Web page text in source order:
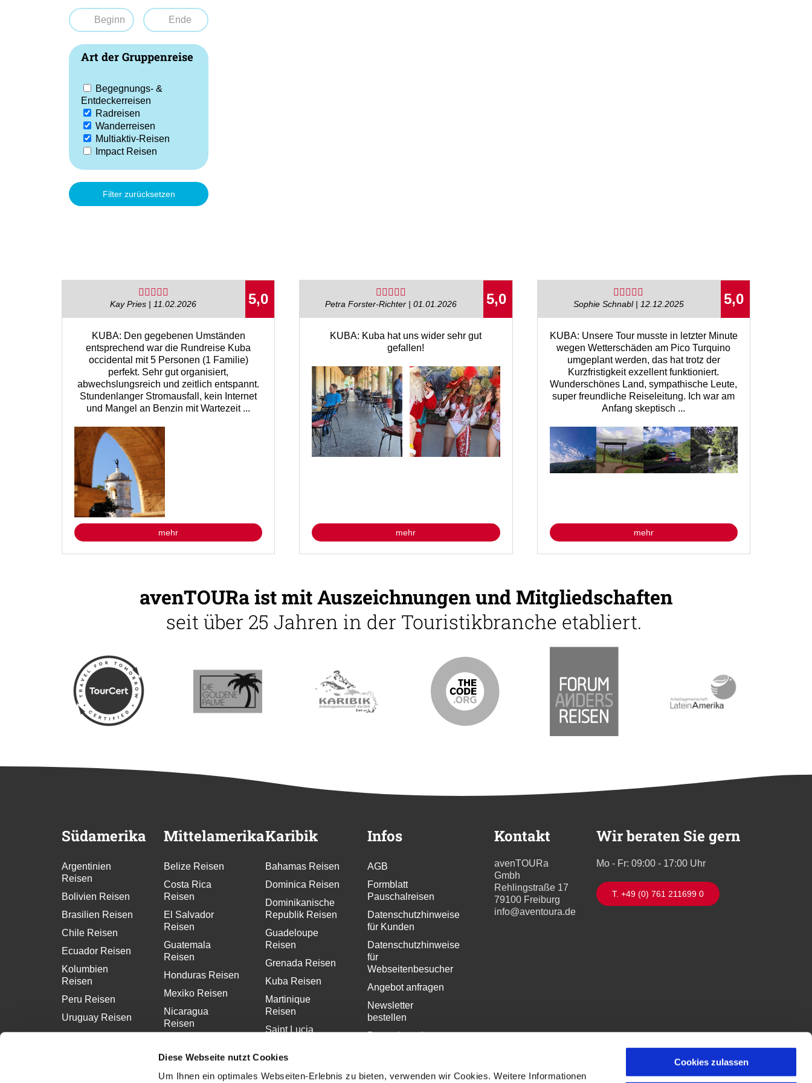
Diese Webseite nutzt Cookies
Um Ihnen ein optimales Webseiten-Erlebnis zu bieten, verwenden wir Cookies. Weitere Informationen
Cookies zulassen
Art der Gruppenreise
Begegnungs- &
Entdeckerreisen
Radreisen
Wanderreisen
Multiaktiv-Reisen
Impact Reisen
Filter zurücksetzen
5,0
Kay Pries | 11.02.2026
KUBA: Den gegebenen Umständen
entsprechend war die Rundreise Kuba
occidental mit 5 Personen (1 Familie)
perfekt. Sehr gut organisiert,
abwechslungsreich und zeitlich entspannt.
Stundenlanger Stromausfall, kein Internet
und Mangel an Benzin mit Wartezeit ...
mehr
5,0
Petra Forster-Richter | 01.01.2026
KUBA: Kuba hat uns wider sehr gut
gefallen!
mehr
5,0
Sophie Schnabl | 12.12.2025
KUBA: Unsere Tour musste in letzter Minute
wegen Wetterschäden am Pico Turquino
umgeplant werden, das hat trotz der
Kurzfristigkeit exzellent funktioniert.
Wunderschönes Land, sympathische Leute,
super freundliche Reiseleitung. Ich war am
Anfang skeptisch ...
mehr
avenTOURa ist mit Auszeichnungen und Mitgliedschaften
seit über 25 Jahren in der Touristikbranche etabliert.
Südamerika
Argentinien
Reisen
Bolivien Reisen
Brasilien Reisen
Chile Reisen
Ecuador Reisen
Kolumbien
Reisen
Peru Reisen
Uruguay Reisen
Mittelamerika
Belize Reisen
Costa Rica
Reisen
El Salvador
Reisen
Guatemala
Reisen
Honduras Reisen
Mexiko Reisen
Nicaragua
Reisen
Karibik
Bahamas Reisen
Dominica Reisen
Dominikanische
Republik Reisen
Guadeloupe
Reisen
Grenada Reisen
Kuba Reisen
Martinique
Reisen
Saint Lucia
Infos
AGB
Formblatt
Pauschalreisen
Datenschutzhinweise
für Kunden
Datenschutzhinweise
für
Webseitenbesucher
Angebot anfragen
Newsletter
bestellen
Kontakt
avenTOURa
Gmbh
Rehlingstraße 17
79100 Freiburg
info@aventoura.de
Wir beraten Sie gern
Mo - Fr: 09:00 - 17:00 Uhr
T. +49 (0) 761 211699 0